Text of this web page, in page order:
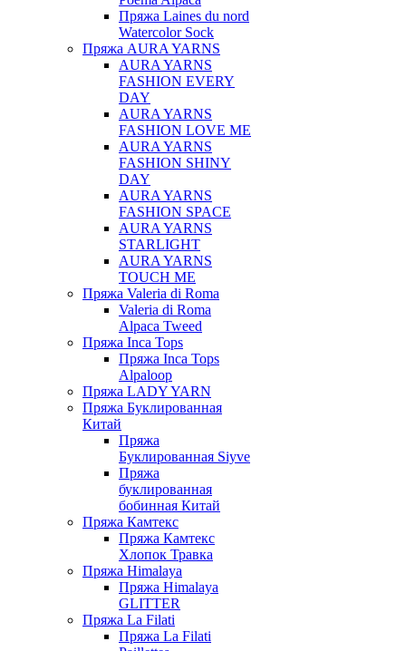
Пряжа Laines du nord
Watercolor Sock
Пряжа AURA YARNS
AURA YARNS
FASHION EVERY
DAY
AURA YARNS
FASHION LOVE ME
AURA YARNS
FASHION SHINY
DAY
AURA YARNS
FASHION SPACE
AURA YARNS
STARLIGHT
AURA YARNS
TOUCH ME
Пряжа Valeria di Roma
Valeria di Roma
Alpaca Tweed
Пряжа Inca Tops
Пряжа Inca Tops
Alpaloop
Пряжа LADY YARN
Пряжа Буклированная
Китай
Пряжа
Буклированная Siyve
Пряжа
буклированная
бобинная Китай
Пряжа Камтекс
Пряжа Камтекс
Хлопок Травка
Пряжа Himalaya
Пряжа Himalaya
GLITTER
Пряжа La Filati
Пряжа La Filati